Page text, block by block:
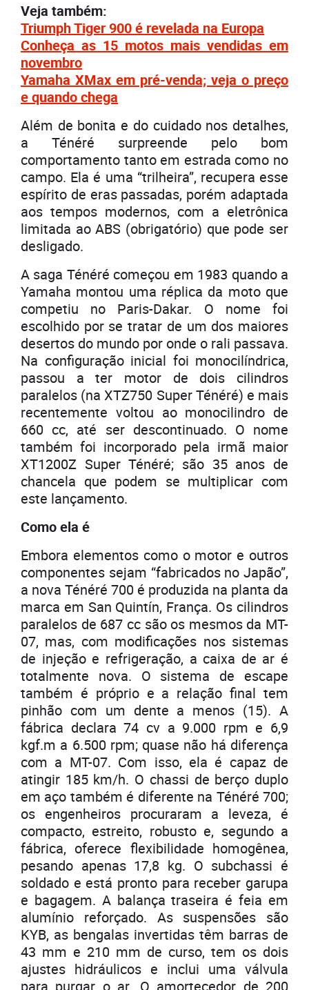
Veja também:
Triumph Tiger 900 é revelada na Europa
Conheça as 15 motos mais vendidas em
novembro
Yamaha XMax em pré-venda; veja o preço
e quando chega
Além de bonita e do cuidado nos detalhes,
a Ténéré surpreende pelo bom
comportamento tanto em estrada como no
campo. Ela é uma “trilheira”, recupera esse
espírito de eras passadas, porém adaptada
aos tempos modernos, com a eletrônica
limitada ao ABS (obrigatório) que pode ser
desligado.
A saga Ténéré começou em 1983 quando a
Yamaha montou uma réplica da moto que
competiu no Paris-Dakar. O nome foi
escolhido por se tratar de um dos maiores
desertos do mundo por onde o rali passava.
Na configuração inicial foi monocilíndrica,
passou a ter motor de dois cilindros
paralelos (na XTZ750 Super Ténéré) e mais
recentemente voltou ao monocilindro de
660 cc, até ser descontinuado. O nome
também foi incorporado pela irmã maior
XT1200Z Super Ténéré; são 35 anos de
chancela que podem se multiplicar com
este lançamento.
Como ela é
Embora elementos como o motor e outros
componentes sejam “fabricados no Japão”,
a nova Ténéré 700 é produzida na planta da
marca em San Quintín, França. Os cilindros
paralelos de 687 cc são os mesmos da MT-
07, mas, com modificações nos sistemas
de injeção e refrigeração, a caixa de ar é
totalmente nova. O sistema de escape
também é próprio e a relação final tem
pinhão com um dente a menos (15). A
fábrica declara 74 cv a 9.000 rpm e 6,9
kgf.m a 6.500 rpm; quase não há diferença
com a MT-07. Com isso, ela é capaz de
atingir 185 km/h. O chassi de berço duplo
em aço também é diferente na Ténéré 700;
os engenheiros procuraram a leveza, é
compacto, estreito, robusto e, segundo a
fábrica, oferece flexibilidade homogênea,
pesando apenas 17,8 kg. O subchassi é
soldado e está pronto para receber garupa
e bagagem. A balança traseira é feia em
alumínio reforçado. As suspensões são
KYB, as bengalas invertidas têm barras de
43 mm e 210 mm de curso, tem os dois
ajustes hidráulicos e inclui uma válvula
para purgar o ar. O amortecedor de 200